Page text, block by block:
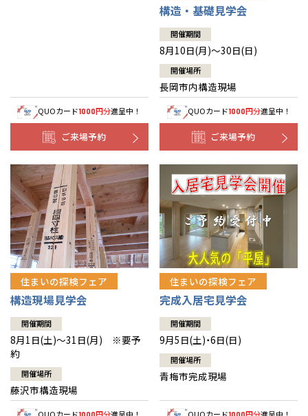
QUOカード1000円分進呈中！
ご来場予約
構造・基礎見学会
開催期間
8月10日(月)～30日(日)
開催場所
長岡市内構造現場
QUOカード1000円分進呈中！
ご来場予約
住まいの探検フェア
構造現場見学会
開催期間
8月1日(土)～31日(月) ※要予
約
開催場所
藤沢市構造現場
QUOカード1000円分進呈中！
住まいの探検フェア
完成入居宅見学会
開催期間
9月5日(土)・6日(日)
開催場所
青梅市完成現場
QUOカード1000円分進呈中！